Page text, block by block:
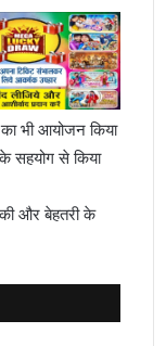
का भी आयोजन किया
सहयोग से किया
और बेहतरी के